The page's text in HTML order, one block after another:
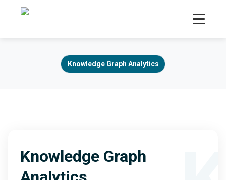
Knowledge Graph Analytics
Knowledge Graph